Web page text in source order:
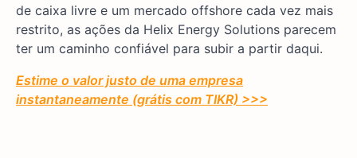
de caixa livre e um mercado offshore cada vez mais
restrito, as ações da Helix Energy Solutions parecem
ter um caminho confiável para subir a partir daqui.
Estime o valor justo de uma empresa
instantaneamente (grátis com TIKR) >>>